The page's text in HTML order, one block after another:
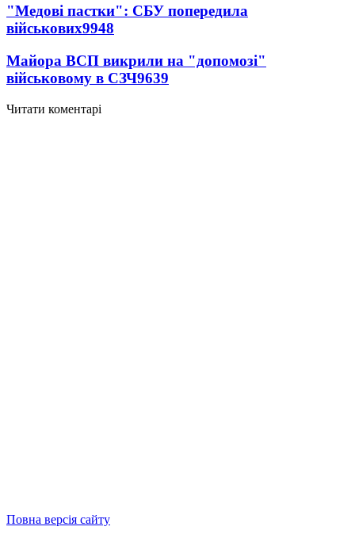
"Медові пастки": СБУ попередила
військових9948
Майора ВСП викрили на "допомозі"
військовому в СЗЧ9639
Читати коментарі
Повна версія сайту